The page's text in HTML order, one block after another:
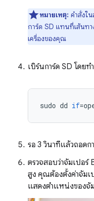
หมายเหตุ: คำสั่งใ
การ์ด SD แทนที่เส้นท
เครื่องของคุณ
เบิร์นการ์ด SD โดยท
sudo dd if=
รอ 3 วินาทีแล้วถอดก
ตรวจสอบว่าจัมเปอ
สูง คุณต้องตั้งค่าจัมเ
แสดงตำแหน่งของ